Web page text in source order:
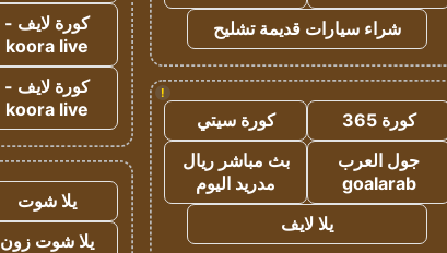
شراء سيارات قديمة تشليح
!
كورة 365
كورة سيتي
جول العرب
goalarab
بث مباشر ريال
مدريد اليوم
يلا لايف
كورة لايف -
koora live
كورة لايف -
koora live
يلا شوت
يلا شوت زون